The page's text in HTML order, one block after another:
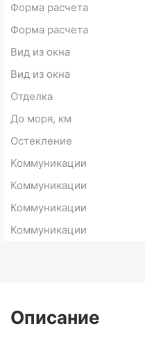
Форма расчета
Форма расчета
Вид из окна
Вид из окна
Отделка
До моря, км
Остекление
Коммуникации
Коммуникации
Коммуникации
Коммуникации
Описание